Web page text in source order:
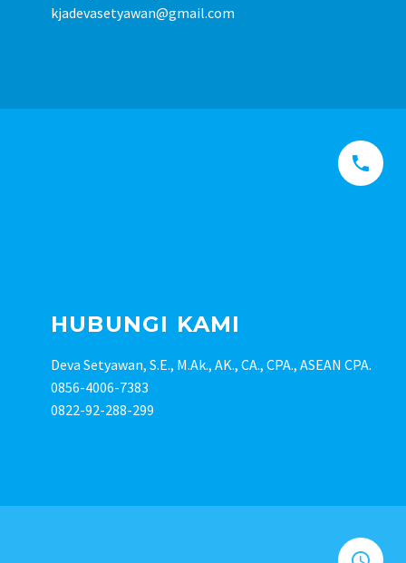
kjadevasetyawan@gmail.com


HUBUNGI KAMI
Deva Setyawan, S.E., M.Ak., AK., CA., CPA., ASEAN CPA.
0856-4006-7383
0822-92-288-299